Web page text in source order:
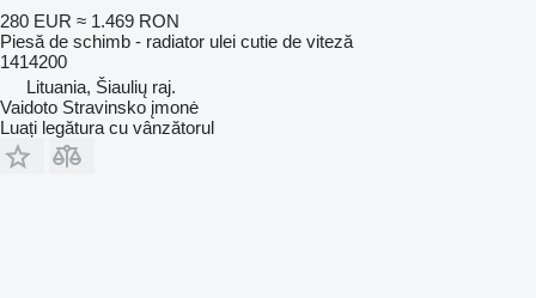
280 EUR ≈ 1.469 RON
Piesă de schimb - radiator ulei cutie de viteză
1414200
Lituania, Šiaulių raj.
Vaidoto Stravinsko įmonė
Luați legătura cu vânzătorul